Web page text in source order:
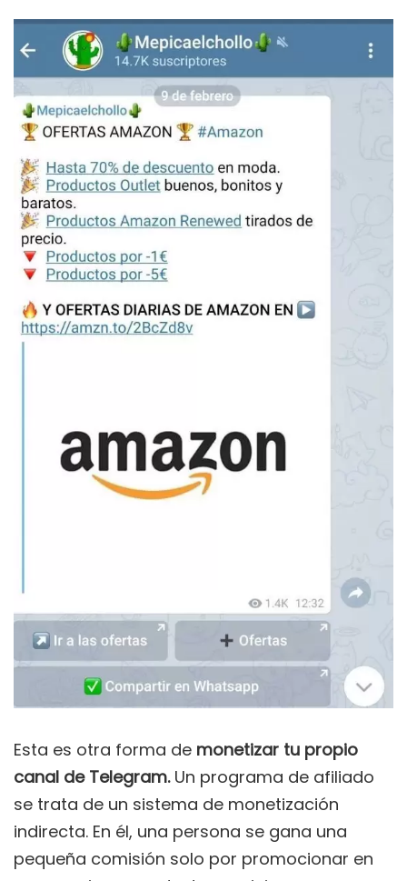
Esta es otra forma de monetizar tu propio
canal de Telegram.Un programa de afiliado
se trata de un sistema de monetización
indirecta. En él, una persona se gana una
pequeña comisión solo por promocionar en